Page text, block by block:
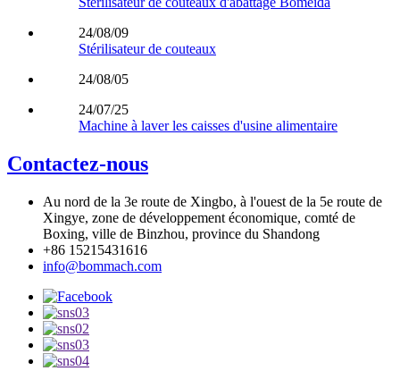
24/08/09
Stérilisateur de couteaux
24/08/05
24/07/25
Machine à laver les caisses d'usine alimentaire
Contactez-nous
Au nord de la 3e route de Xingbo, à l'ouest de la 5e route de
Xingye, zone de développement économique, comté de
Boxing, ville de Binzhou, province du Shandong
+86 15215431616
info@bommach.com